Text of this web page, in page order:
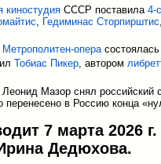
киностудия СССР поставила 4-
, Гедиминас Сторпирштис,
Метрополитен-опера
Тобиас Пикер, автором
Мазор снял российский
перенесено в Россию конца
7 марта 2026
Дедюхова.